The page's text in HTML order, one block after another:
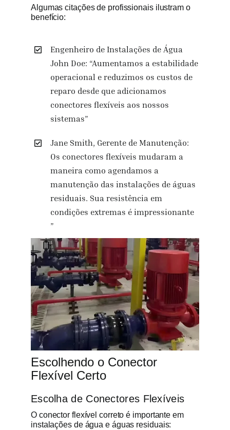
Algumas citações de profissionais ilustram o
benefício:
Engenheiro de Instalações de Água
John Doe: “Aumentamos a estabilidade
operacional e reduzimos os custos de
reparo desde que adicionamos
conectores flexíveis aos nossos
sistemas”
Jane Smith, Gerente de Manutenção:
Os conectores flexíveis mudaram a
maneira como agendamos a
manutenção das instalações de águas
residuais. Sua resistência em
condições extremas é impressionante
”
Escolhendo o Conector
Flexível Certo
Escolha de Conectores Flexíveis
O conector flexível correto é importante em
instalações de água e águas residuais: